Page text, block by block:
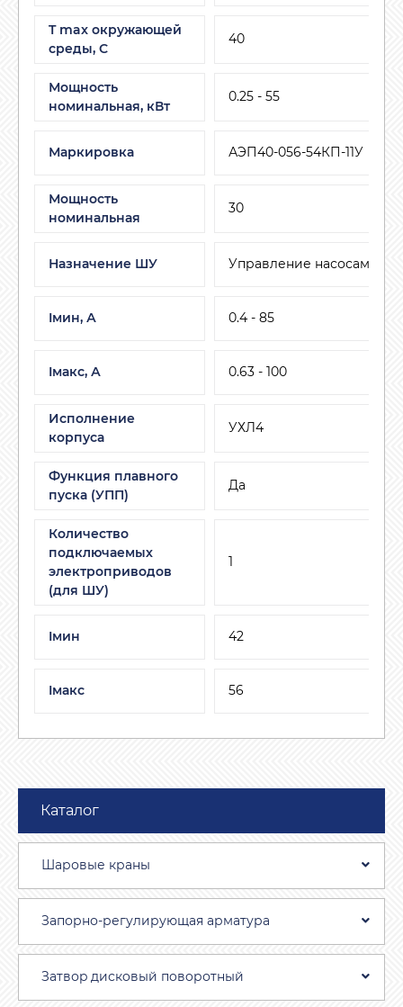
T max окружающей
среды, С
40
Мощность
номинальная, кВт
0.25 - 55
Маркировка АЭП40-056-54КП-11У
Мощность
номинальная
30
Назначение ШУ Управление насосами
Iмин, А 0.4 - 85
Iмакс, А 0.63 - 100
Исполнение
корпуса
УХЛ4
Функция плавного
пуска (УПП)
Да
Количество
подключаемых
электроприводов
(для ШУ)
1
Iмин 42
Iмакс 56
Каталог
Шаровые краны
Запорно-регулирующая арматура
Затвоp дискoвый пoвoротный